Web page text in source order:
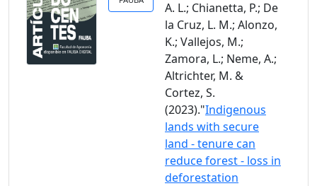
A. L.; Chianetta, P.; De
la Cruz, L. M.; Alonzo,
K.; Vallejos, M.;
Zamora, L.; Neme, A.;
Altrichter, M. &
Cortez, S.
(2023)."Indigenous
lands with secure
land - tenure can
reduce forest - loss in
deforestation